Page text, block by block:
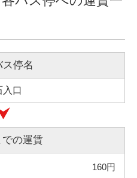
ス停名
入口
の運賃
160円